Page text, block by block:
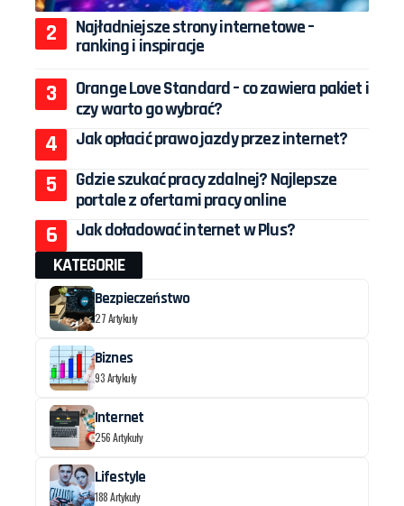
Najładniejsze strony internetowe –
ranking i inspiracje
Orange Love Standard – co zawiera pakiet i
czy warto go wybrać?
Jak opłacić prawo jazdy przez internet?
Gdzie szukać pracy zdalnej? Najlepsze
portale z ofertami pracy online
Jak doładować internet w Plus?
KATEGORIE
Bezpieczeństwo
27 Artykuły
Biznes
93 Artykuły
Internet
256 Artykuły
Lifestyle
188 Artykuły